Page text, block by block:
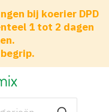
bij koerier DPD
1 tot 2 dagen